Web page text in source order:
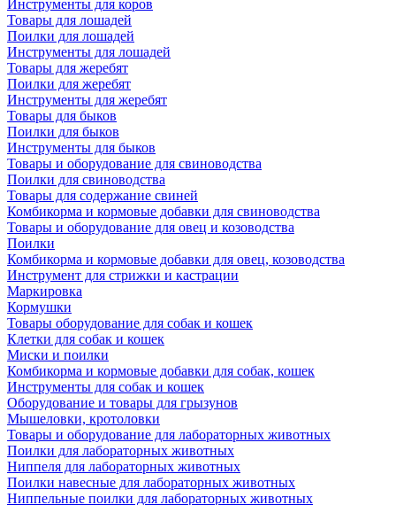
Инструменты для коров
Товары для лошадей
Поилки для лошадей
Инструменты для лошадей
Товары для жеребят
Поилки для жеребят
Инструменты для жеребят
Товары для быков
Поилки для быков
Инструменты для быков
Товары и оборудование для свиноводства
Поилки для свиноводства
Товары для содержание свиней
Комбикорма и кормовые добавки для свиноводства
Товары и оборудование для овец и козоводства
Поилки
Комбикорма и кормовые добавки для овец, козоводства
Инструмент для стрижки и кастрации
Маркировка
Кормушки
Товары оборудование для собак и кошек
Клетки для собак и кошек
Миски и поилки
Комбикорма и кормовые добавки для собак, кошек
Инструменты для собак и кошек
Оборудование и товары для грызунов
Мышеловки, кротоловки
Товары и оборудование для лабораторных животных
Поилки для лабораторных животных
Ниппеля для лабораторных животных
Поилки навесные для лабораторных животных
Ниппельные поилки для лабораторных животных